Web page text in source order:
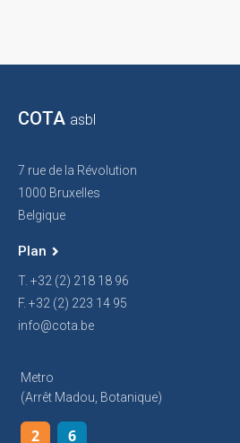
COTA asbl
7 rue de la Révolution
1000 Bruxelles
Belgique
Plan
T. +32 (2) 218 18 96
F. +32 (2) 223 14 95
info@cota.be
Metro
(arrêt Madou, Botanique)
2 6